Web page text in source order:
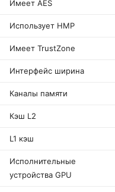
Имеет AES
Использует HMP
Имеет TrustZone
Интерфейс ширина
Каналы памяти
Кэш L2
L1 кэш
Исполнительные
устройства GPU